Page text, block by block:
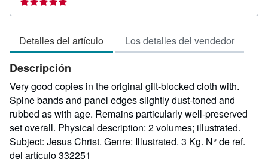
vendedor:
de
5
Detalles del artículo Los detalles del vendedor
Descripción
Very good copies in the original gilt-blocked cloth with.
Spine bands and panel edges slightly dust-toned and
rubbed as with age. Remains particularly well-preserved
set overall. Physical description: 2 volumes; illustrated.
Subject: Jesus Christ. Genre: Illustrated. 3 Kg. N° de ref.
del artículo 332251